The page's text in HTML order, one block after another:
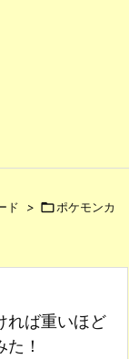
ド > ポケモンカ
れば重いほど
！